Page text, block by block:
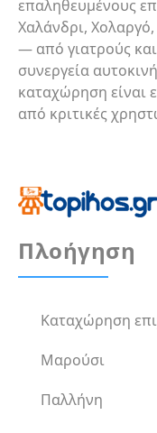
επαληθευμένους
Χαλάνδρι,
— από γιατρούς
συνεργεία
καταχώρηση είναι
από κριτικές
Πλοήγηση
Καταχώρηση
Μαρούσι
Παλλήνη